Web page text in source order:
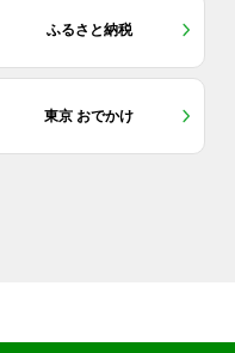
ふるさと納税
東京 おでかけ